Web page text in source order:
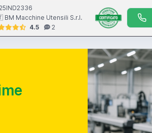
Macchine Utensili S.r.l.
4.5
2